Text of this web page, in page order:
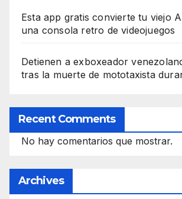
Esta app gratis convierte tu viejo
una consola retro de videojuegos
Detienen a exboxeador
tras la muerte de mototaxista
Recent Comments
No hay comentarios que mostrar.
Archives